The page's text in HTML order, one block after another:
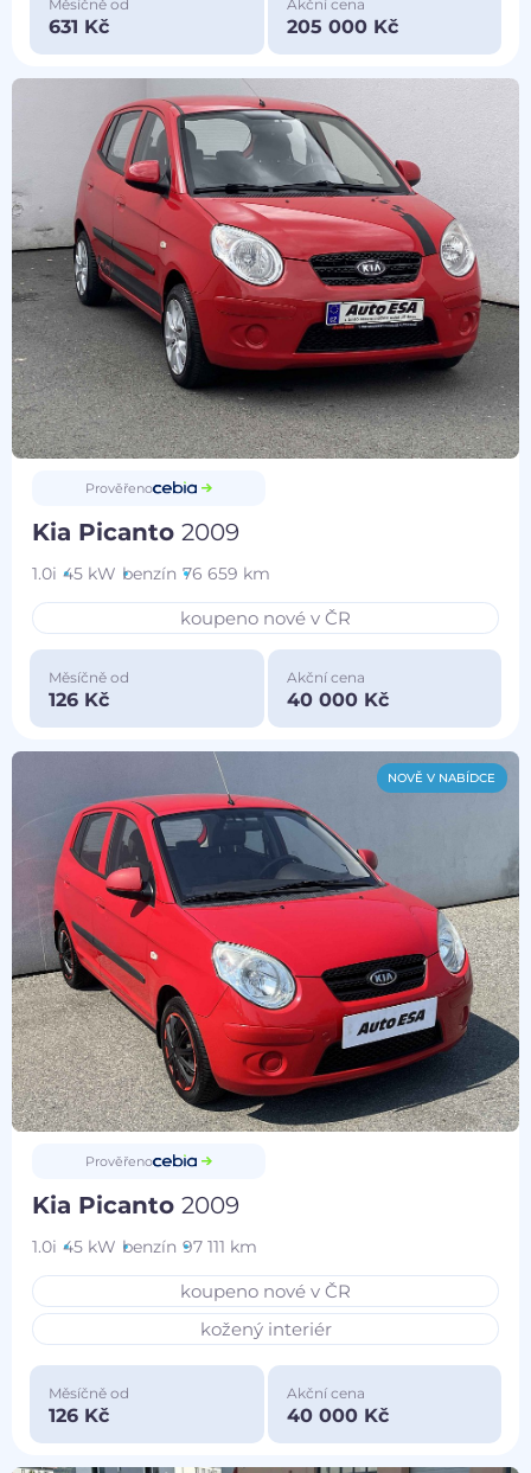
Měsíčně od
631 Kč
Akční cena
205 000 Kč
Prověřeno
Kia Picanto2009
1.0i 45 kW benzín 76 659 km
koupeno nové v ČR
Měsíčně od
126 Kč
Akční cena
40 000 Kč
NOVĚ V NABÍDCE
Prověřeno
Kia Picanto2009
1.0i 45 kW benzín 97 111 km
koupeno nové v ČR
kožený interiér
Měsíčně od
126 Kč
Akční cena
40 000 Kč